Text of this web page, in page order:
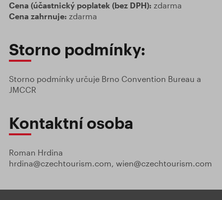
Cena (účastnický poplatek (bez DPH): zdarma
Cena zahrnuje: zdarma
Storno podmínky:
Storno podmínky určuje Brno Convention Bureau a
JMCCR
Kontaktní osoba
Roman Hrdina
hrdina@czechtourism.com, wien@czechtourism.com